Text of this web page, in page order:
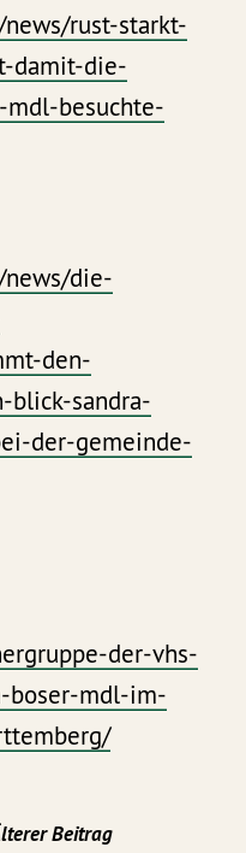
rust-starkt-
damit-die-
besuchte-
news/die-
den-
blick-sandra-
der-gemeinde-
der-vhs-
boser-mdl-im-
Beitrag